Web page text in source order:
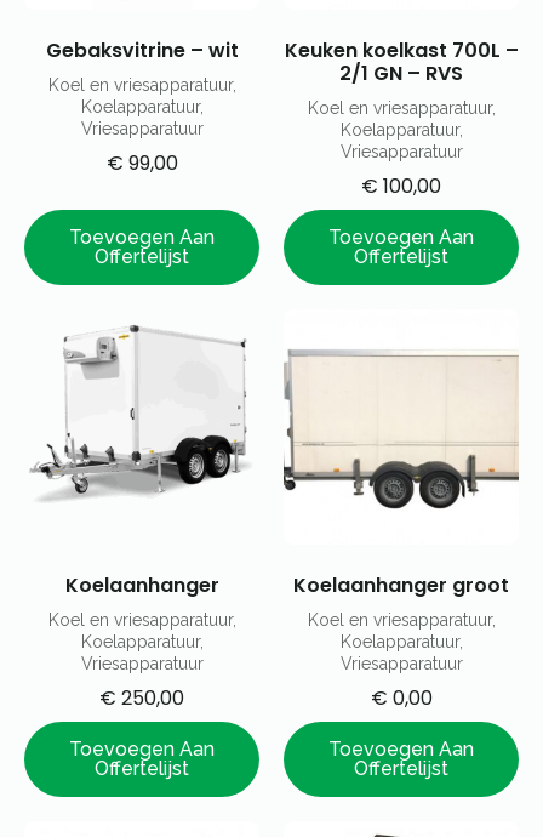
Koel en vriesapparatuur,
Koelapparatuur,
Vriesapparatuur
Gebaksvitrine – wit
€ 99,00
Toevoegen Aan
Offertelijst
Koel en vriesapparatuur,
Koelapparatuur,
Vriesapparatuur
Keuken koelkast 700L –
2/1 GN – RVS
€ 100,00
Toevoegen Aan
Offertelijst
Koel en vriesapparatuur,
Koelapparatuur,
Vriesapparatuur
Koelaanhanger
€ 250,00
Toevoegen Aan
Offertelijst
Koel en vriesapparatuur,
Koelapparatuur,
Vriesapparatuur
Koelaanhanger groot
€ 0,00
Toevoegen Aan
Offertelijst